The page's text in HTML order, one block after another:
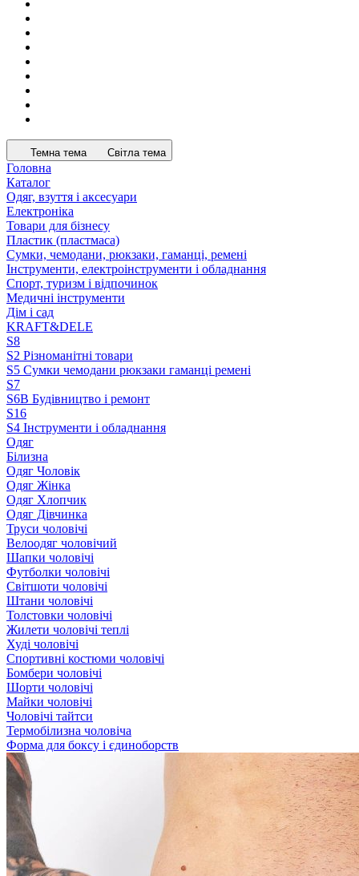
Темна тема Світла тема
Головна
Каталог
Одяг, взуття і аксесуари
Електроніка
Товари для бізнесу
Пластик (пластмаса)
Сумки, чемодани, рюкзаки, гаманці, ремені
Інструменти, електроінструменти і обладнання
Спорт, туризм і відпочинок
Медичні інструменти
Дім і сад
KRAFT&DELE
S8
S2 Різноманітні товари
S5 Сумки чемодани рюкзаки гаманці ремені
S7
S6B Будівництво і ремонт
S16
S4 Інструменти і обладнання
Одяг
Білизна
Одяг Чоловік
Одяг Жінка
Одяг Хлопчик
Одяг Дівчинка
Труси чоловічі
Велоодяг чоловічий
Шапки чоловічі
Футболки чоловічі
Світшоти чоловічі
Штани чоловічі
Толстовки чоловічі
Жилети чоловічі теплі
Худі чоловічі
Спортивні костюми чоловічі
Бомбери чоловічі
Шорти чоловічі
Майки чоловічі
Чоловічі тайтси
Термобілизна чоловіча
Форма для боксу і єдиноборств